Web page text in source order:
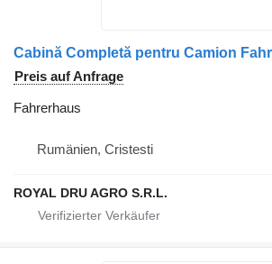
Preis auf Anfrage
Fahrerhaus
Rumänien, Cristesti
ROYAL DRU AGRO S.R.L.